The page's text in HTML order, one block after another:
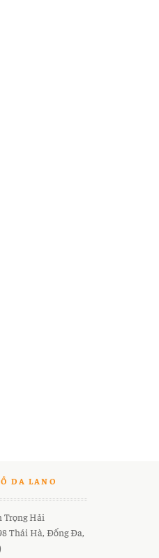
DA LANO
Trọng Hải
Thái Hà, Đống Đa,